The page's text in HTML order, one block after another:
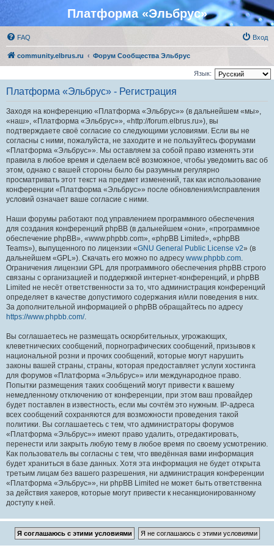
Платформа «Эльбрус»
FAQ Вход
community.elbrus.ru Форум Сообщества Эльбрус
Язык:
Платформа «Эльбрус» - Регистрация
Заходя на конференцию «Платформа «Эльбрус»» (в дальнейшем «мы»,
«наш», «Платформа «Эльбрус»», «http://forum.elbrus.ru»), вы
подтверждаете своё согласие со следующими условиями. Если вы не
согласны с ними, пожалуйста, не заходите и не пользуйтесь форумами
«Платформа «Эльбрус»». Мы оставляем за собой право изменять эти
правила в любое время и сделаем всё возможное, чтобы уведомить вас об
этом, однако с вашей стороны было бы разумным регулярно
просматривать этот текст на предмет изменений, так как использование
конференции «Платформа «Эльбрус»» после обновления/исправления
условий означает ваше согласие с ними.
Наши форумы работают под управлением программного обеспечения
для создания конференций phpBB (в дальнейшем «они», «программное
обеспечение phpBB», «www.phpbb.com», «phpBB Limited», «phpBB
Teams»), выпущенного по лицензии «GNU General Public License v2» (в
дальнейшем «GPL»). Скачать его можно по адресу www.phpbb.com.
Ограничения лицензии GPL для программного обеспечения phpBB строго
связаны с организацией и поддержкой интернет-конференций, и phpBB
Limited не несёт ответственности за то, что администрация конференций
определяет в качестве допустимого содержания и/или поведения в них.
За дополнительной информацией о phpBB обращайтесь по адресу
https://www.phpbb.com/.
Вы соглашаетесь не размещать оскорбительных, угрожающих,
клеветнических сообщений, порнографических сообщений, призывов к
национальной розни и прочих сообщений, которые могут нарушить
законы вашей страны, страны, которая предоставляет услуги хостинга
для форумов «Платформа «Эльбрус»» или международное право.
Попытки размещения таких сообщений могут привести к вашему
немедленному отключению от конференции, при этом ваш провайдер
будет поставлен в известность, если мы сочтём это нужным. IP-адреса
всех сообщений сохраняются для возможности проведения такой
политики. Вы соглашаетесь с тем, что администраторы форумов
«Платформа «Эльбрус»» имеют право удалить, отредактировать,
перенести или закрыть любую тему в любое время по своему усмотрению.
Как пользователь вы согласны с тем, что введённая вами информация
будет храниться в базе данных. Хотя эта информация не будет открыта
третьим лицам без вашего разрешения, ни администрация конференции
«Платформа «Эльбрус»», ни phpBB Limited не может быть ответственна
за действия хакеров, которые могут привести к несанкционированному
доступу к ней.